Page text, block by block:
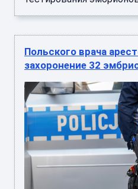
которую обвиняют в
этом сообщает
Патоморфолог
Учёные нашли способ
эмбрионов человека